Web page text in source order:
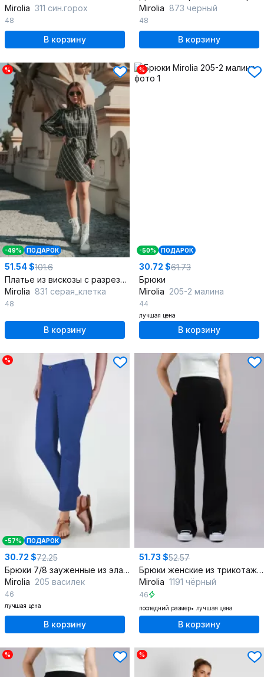
Mirolia 311 син.горох
48
В корзину
Mirolia 873 черный
48
В корзину
%
-49% ПОДАРОК
51.54 $101.6
Платье из вискозы с разрезом и поясом
Mirolia 831 серая_клетка
48
В корзину
%
-50% ПОДАРОК
30.72 $61.73
Брюки
Mirolia 205-2 малина
44
лучшая цена
В корзину
%
-57% ПОДАРОК
30.72 $72.25
Брюки 7/8 зауженные из эластичного джинса
Mirolia 205 василек
46
лучшая цена
В корзину
51.73 $52.57
Брюки женские из трикотажа с отстрочкой и карманами
Mirolia 1191 чёрный
46
последний размер лучшая цена
В корзину
% %